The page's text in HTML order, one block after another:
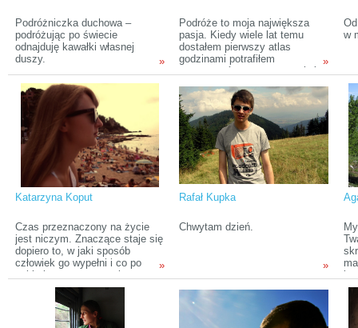
Podróżniczka duchowa –
podróżując po świecie
odnajduję kawałki własnej
duszy.
»
Podróże to moja największa
pasja. Kiedy wiele lat temu
dostałem pierwszy atlas
godzinami potrafiłem
przewracać strony, na pamięć
»
w
Katarzyna Koput
Czas przeznaczony na życie
jest niczym. Znaczące staje się
dopiero to, w jaki sposób
człowiek go wypełni i co po
sobie innym pozostawi.
»
Rafał Kupka
Chwytam dzień.
»